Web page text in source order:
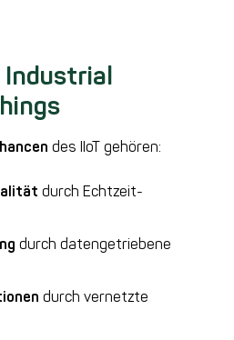
Industrial
des IIoT gehören:
durch Echtzeit-
durch datengetriebene
durch vernetzte